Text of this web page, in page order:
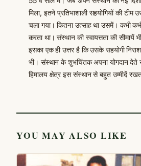
मिला, इतने प्रतिभाशाली सहयोगियों की
चला गया। कितना उत्साह था उसमें। कभी
करता था। संस्थान की स्वायत्तता की सीमायें
इसका एक ही उत्तर है कि उसके सहयोगी
भी। संस्थान के शुभचिंतक अपना योगदान देते
हिमालय क्षेत्र इस संस्थान से बहुत उम्मीदें
YOU MAY ALSO LIKE